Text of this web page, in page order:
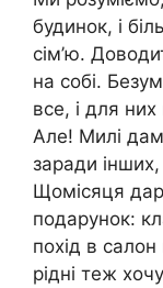
будинок, і
сім’ю.
на собі.
все, і для
Але! Милі
заради інших,
Щомісяця
подарунок:
похід в
рідні теж